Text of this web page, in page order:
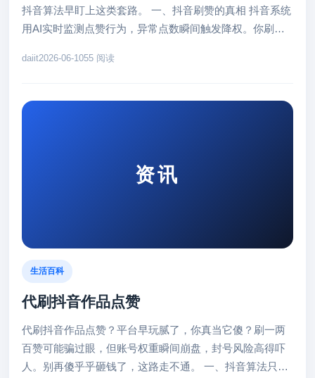
抖音算法早盯上这类套路。 一、抖音刷赞的真相 抖音系统
用AI实时监测点赞行为，异常点数瞬间触发降权。你刷的
daiit2026-06-1055 阅读
资讯
生活百科
代刷抖音作品点赞
代刷抖音作品点赞？平台早玩腻了，你真当它傻？刷一两
百赞可能骗过眼，但账号权重瞬间崩盘，封号风险高得吓
人。别再傻乎乎砸钱了，这路走不通。 一、抖音算法只认